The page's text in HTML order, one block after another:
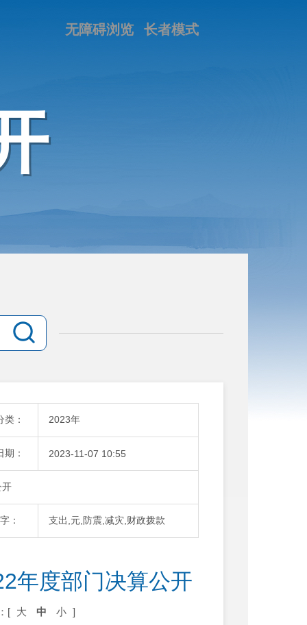
长者模式
无障碍浏览
类： 2023年
期： 2023-11-07 10:55
开
： 支出,元,防震,减灾,财政拨款
年度部门决算公开
[ 大 中 小 ]